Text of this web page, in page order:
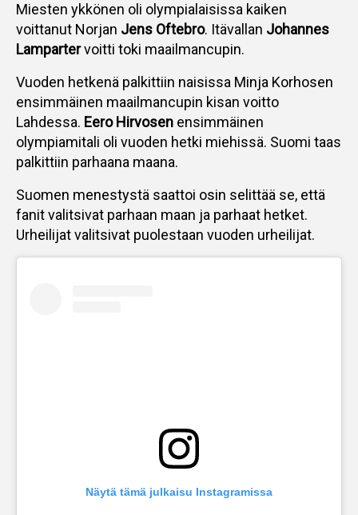
Miesten ykkönen oli olympialaisissa kaiken
voittanut Norjan Jens Oftebro. Itävallan Johannes
Lampartervoitti toki maailmancupin.
Vuoden hetkenä palkittiin naisissa Minja Korhosen
ensimmäinen maailmancupin kisan voitto
Lahdessa. Eero Hirvosen ensimmäinen
olympiamitali oli vuoden hetki miehissä. Suomi taas
palkittiin parhaana maana.
Suomen menestystä saattoi osin selittää se, että
fanit valitsivat parhaan maan ja parhaat hetket.
Urheilijat valitsivat puolestaan vuoden urheilijat.
Näytä tämä julkaisu Instagramissa